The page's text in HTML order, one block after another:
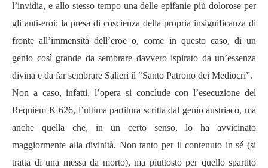
l’invidia, e allo stesso tempo una delle epifanie più dolorose per
gli anti-eroi: la presa di coscienza della propria insignificanza di
fronte all’immensità dell’eroe o, come in questo caso, di un
genio così grande da sembrare davvero ispirato da un’essenza
divina e da far sembrare Salieri il “Santo Patrono dei Mediocri”.
Non a caso, infatti, l’opera si conclude con l’esecuzione del
Requiem K 626, l’ultima partitura scritta dal genio austriaco, ma
anche quella che, in un certo senso, lo ha avvicinato
maggiormente alla divinità. Non tanto per il contenuto in sé (si
tratta di una messa da morto), ma piuttosto per quello spartito